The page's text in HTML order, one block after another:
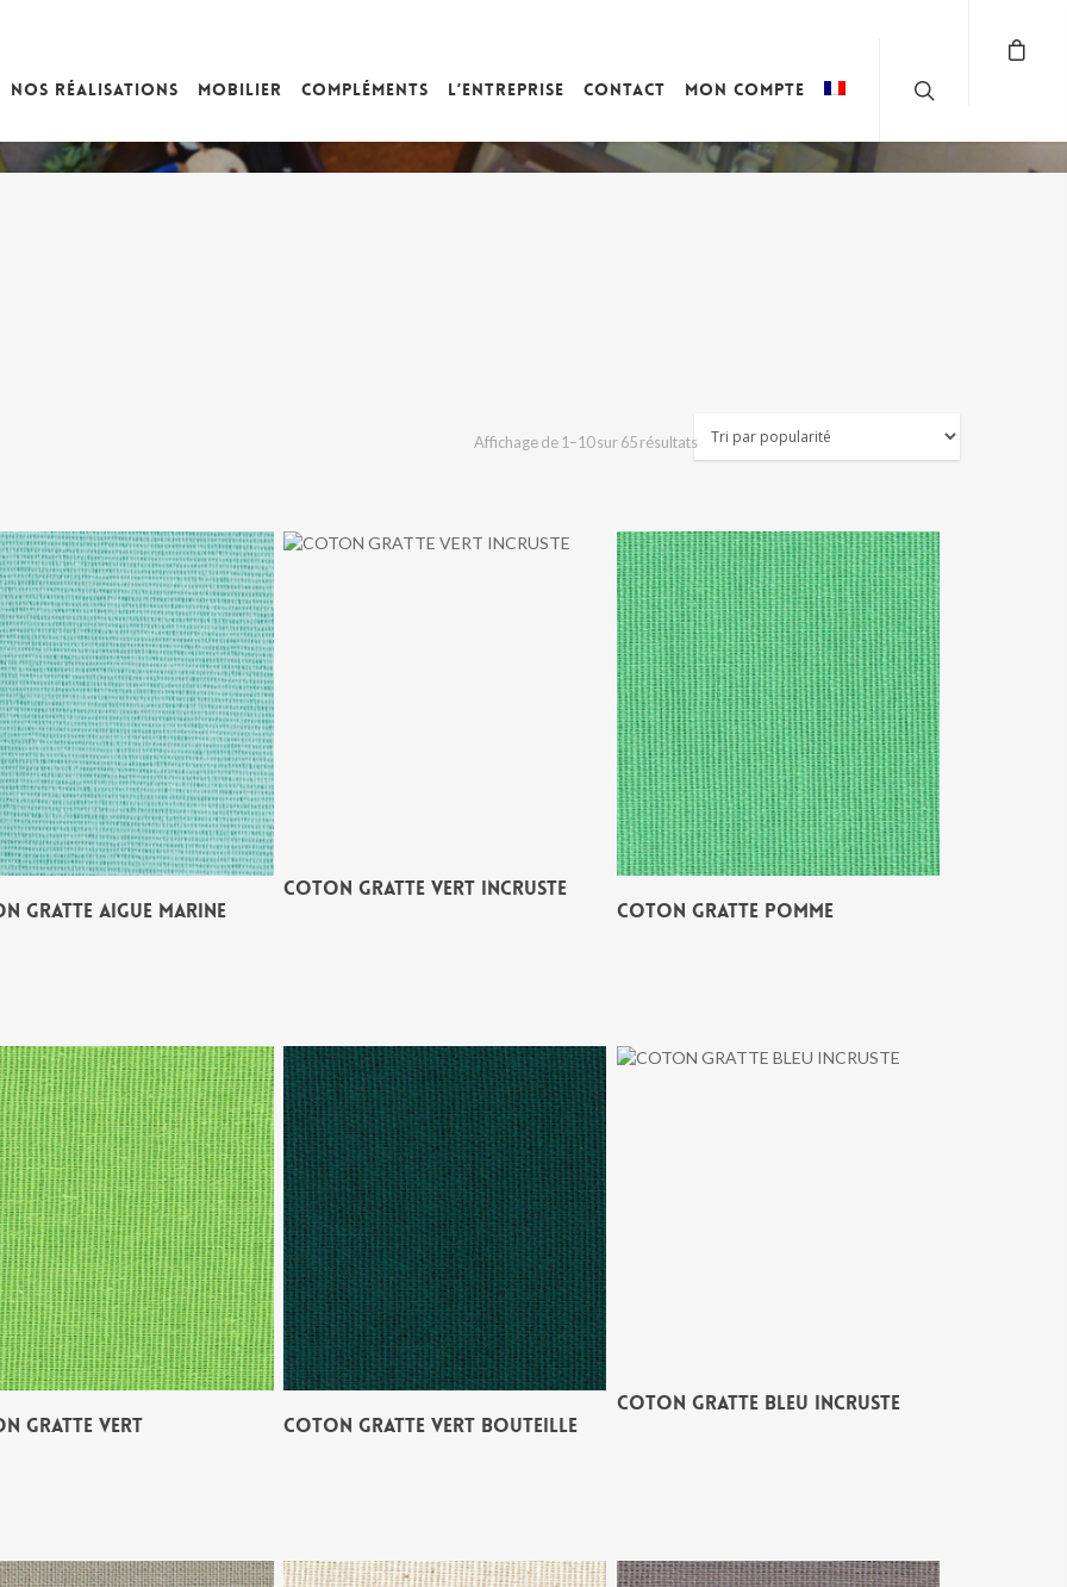
Nos réalisations Mobilier Compléments L’entreprise Contact Mon compte
Affichage de 1–10 sur 65 résultatsTrié
par
GRATTE AIGUE MARINE
COTON GRATTE VERT INCRUSTE
COTON GRATTE POMME
GRATTE VERT COTON GRATTE VERT BOUTEILLE
COTON GRATTE BLEU INCRUSTE